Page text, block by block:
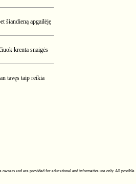
šiandieną apgailėję
krenta snaigės
tavęs taip reikia
and are provided for educational and informative use only. All possible